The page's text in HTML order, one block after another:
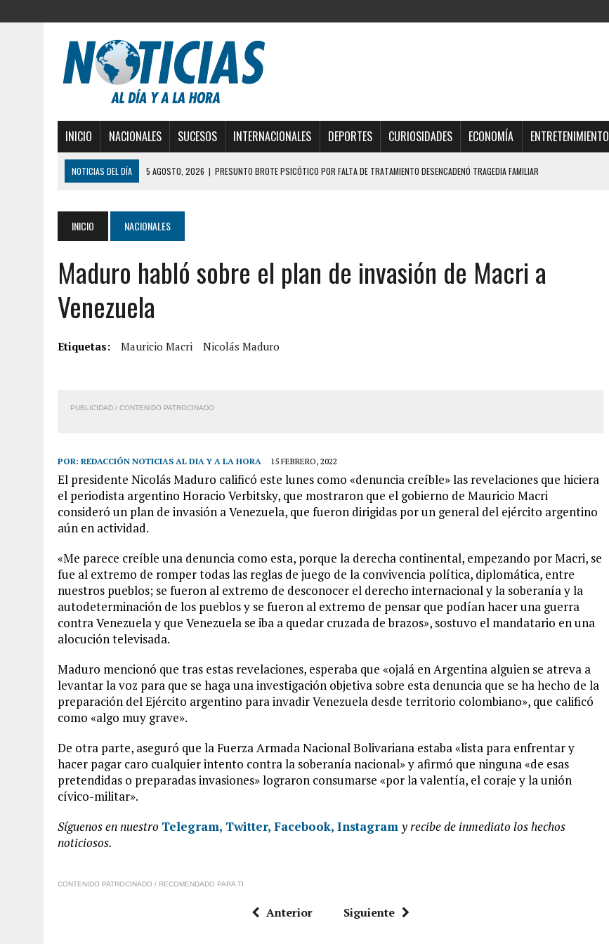
INICIO NACIONALES SUCESOS INTERNACIONALES DEPORTES CURIOSIDADES ECONOMÍA ENTRETENIMIENTO
NOTICIAS DEL DÍA 5 AGOSTO, 2026 | PRESUNTO BROTE PSICÓTICO POR FALTA DE TRATAMIENTO DESENCADENÓ TRAGEDIA FAMILIAR
EDIFICIO PETUNIA
3 AGOSTO, 2026
YARACUY: INTENTÓ DESCONECTAR SU NEVERA MIENTRAS LA CASA SE INUNDABA
2 AGOSTO, 2026
AYUDABA A PERSONAS EN SITUACIÓN DE CALLE Y MURIÓ A MANOS DE VARIOS DE ELLOS EN MATURÍN
2 AGOSTO, 2026 |
COLAPSÓ TECHO DE UNA VIVIENDA EN EL CENTRO DE CARACAS CON MÁS DE 20 PERSONAS ADENTRO
6 AGOSTO, 2026
6 AGOSTO, 2026 | CONMOCIÓN EN COLORADO POR ASESINATO DE UNA ADOLESCENTE VENEZOLANA EN REUNIÓN CON AMIGOS
INICIO NACIONALES
Maduro habló sobre el plan de invasión de Macri a
Venezuela
Etiquetas: Mauricio Macri Nicolás Maduro
PUBLICIDAD / CONTENIDO PATROCINADO
POR: REDACCIÓN NOTICIAS AL DIA Y A LA HORA 15 FEBRERO, 2022
El presidente Nicolás Maduro calificó este lunes como «denuncia creíble» las revelaciones que hiciera
el periodista argentino Horacio Verbitsky, que mostraron que el gobierno de Mauricio Macri
consideró un plan de invasión a Venezuela, que fueron dirigidas por un general del ejército argentino
aún en actividad.
«Me parece creíble una denuncia como esta, porque la derecha continental, empezando por Macri, se
fue al extremo de romper todas las reglas de juego de la convivencia política, diplomática, entre
nuestros pueblos; se fueron al extremo de desconocer el derecho internacional y la soberanía y la
autodeterminación de los pueblos y se fueron al extremo de pensar que podían hacer una guerra
contra Venezuela y que Venezuela se iba a quedar cruzada de brazos», sostuvo el mandatario en una
alocución televisada.
Maduro mencionó que tras estas revelaciones, esperaba que «ojalá en Argentina alguien se atreva a
levantar la voz para que se haga una investigación objetiva sobre esta denuncia que se ha hecho de la
preparación del Ejército argentino para invadir Venezuela desde territorio colombiano», que calificó
como «algo muy grave».
De otra parte, aseguró que la Fuerza Armada Nacional Bolivariana estaba «lista para enfrentar y
hacer pagar caro cualquier intento contra la soberanía nacional» y afirmó que ninguna «de esas
pretendidas o preparadas invasiones» lograron consumarse «por la valentía, el coraje y la unión
cívico-militar».
Síguenos en nuestro Telegram, Twitter, Facebook, Instagram y recibe de inmediato los hechos
noticiosos.
CONTENIDO PATROCINADO / RECOMENDADO PARA TI
Anterior Siguiente